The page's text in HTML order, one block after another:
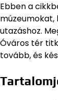
Ebben a
utazáshoz.
Óváros tér
tovább, és